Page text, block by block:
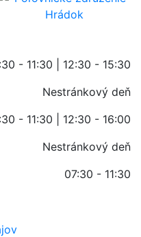
- 11:30 | 12:30 - 15:30
Nestránkový deň
- 11:30 | 12:30 - 16:00
Nestránkový deň
07:30 - 11:30